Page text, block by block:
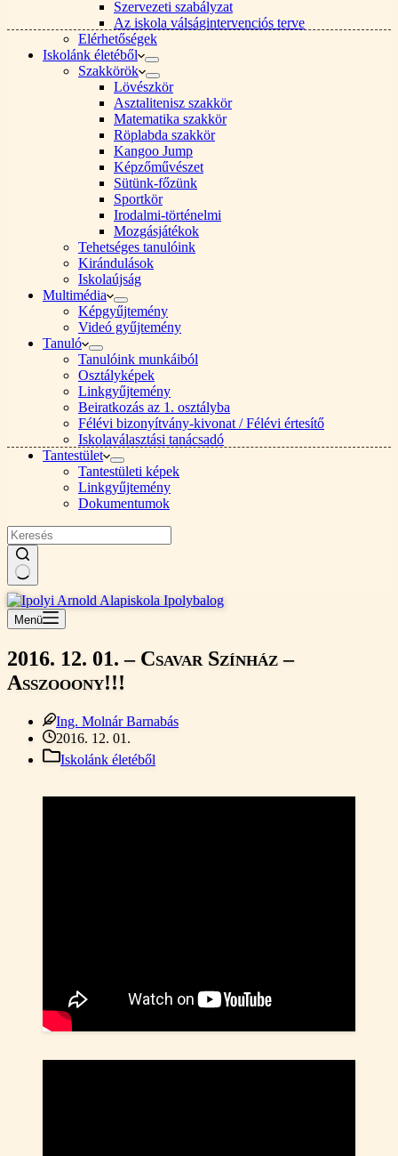
Szervezeti szabályzat
Az iskola válságintervenciós terve
Elérhetőségek
Iskolánk életéből
Szakkörök
Lövészkör
Asztalitenisz szakkör
Matematika szakkör
Röplabda szakkör
Kangoo Jump
Képzőművészet
Sütünk-főzünk
Sportkör
Irodalmi-történelmi
Mozgásjátékok
Tehetséges tanulóink
Kirándulások
Iskolaújság
Multimédia
Képgyűjtemény
Videó gyűjtemény
Tanuló
Tanulóink munkáiból
Osztályképek
Linkgyűjtemény
Beiratkozás az 1. osztályba
Félévi bizonyítvány-kivonat / Félévi értesítő
Iskolaválasztási tanácsadó
Tantestület
Tantestületi képek
Linkgyűjtemény
Dokumentumok
Nincs
találat
Menü
2016. 12. 01. – Csavar Színház –
Asszooony!!!
Ing. Molnár Barnabás
2016. 12. 01.
Iskolánk életéből